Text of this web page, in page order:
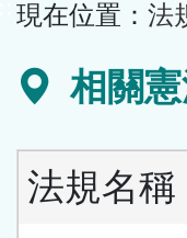
區
現在位置： 法
相關
法規名稱